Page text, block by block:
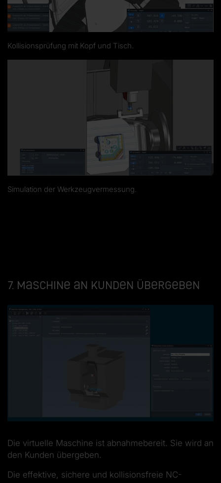
Kollisionsprüfung mit Kopf und Tisch.
Simulation der Werkzeugvermessung.
7. Maschine an Kunden übergeben
Die virtuelle Maschine ist abnahmebereit. Sie wird an
den Kunden übergeben.
Die effektive, sichere und kollisionsfreie NC-